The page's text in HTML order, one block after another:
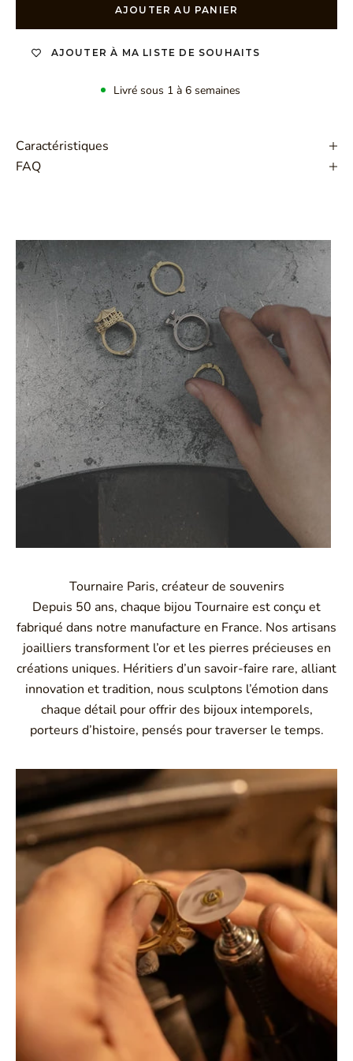
AJOUTER AU PANIER
AJOUTER À MA LISTE DE SOUHAITS
Livré sous 1 à 6 semaines
Caractéristiques
FAQ
Tournaire Paris, créateur de souvenirs
Depuis 50 ans, chaque bijou Tournaire est conçu et
fabriqué dans notre manufacture en France. Nos artisans
joailliers transforment l’or et les pierres précieuses en
créations uniques. Héritiers d’un savoir-faire rare, alliant
innovation et tradition, nous sculptons l’émotion dans
chaque détail pour offrir des bijoux intemporels,
porteurs d’histoire, pensés pour traverser le temps.
Montbrison, Lyon, Paris
Philippe & mathieu tournaire
Créateurs joailliers, révolutionnent les codes de la
joaillerie traditionnelle en y apportant des formes et des
couleurs hors du commun. Au delà des modes, la
Maison Tournaire a forgé son style de caractère et
d'élévation en puisant dans ses voyages ainsi que ses
différentes rencontres.